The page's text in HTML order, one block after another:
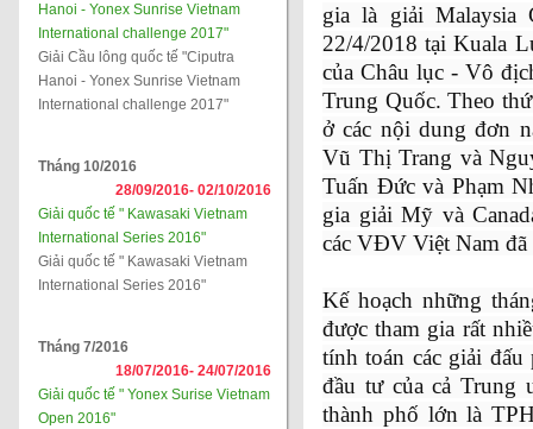
Hanoi - Yonex Sunrise Vietnam
International challenge 2017"
Giải Cầu lông quốc tế "Ciputra
Hanoi - Yonex Sunrise Vietnam
International challenge 2017"
Tháng 10/2016
28/09/2016- 02/10/2016
Giải quốc tế " Kawasaki Vietnam
International Series 2016"
Giải quốc tế " Kawasaki Vietnam
International Series 2016"
Tháng 7/2016
18/07/2016- 24/07/2016
Giải quốc tế " Yonex Surise Vietnam
Open 2016"
gia là giải Malaysia
22/4/2018 tại Kuala
của Châu lục - Vô
Trung Quốc. Theo
ở các nội dung đơn
Vũ Thị Trang và
Tuấn Đức và Phạm
gia giải Mỹ và
các VĐV Việt Nam đã
Kế hoạch những
được tham gia rất
tính toán các giải
đầu tư của cả Trung
thành phố lớn là